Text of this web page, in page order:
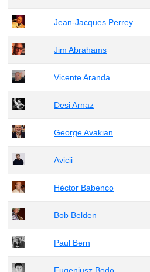
Jean-Jacques Perrey
Jim Abrahams
Vicente Aranda
Desi Arnaz
George Avakian
Avicii
Héctor Babenco
Bob Belden
Paul Bern
Eugeniusz Bodo